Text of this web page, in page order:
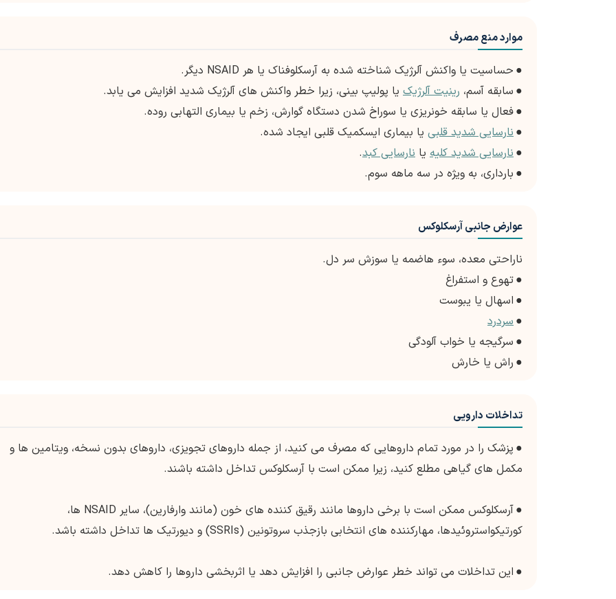
موارد منع مصرف
● حساسیت یا واکنش آلرژیک شناخته شده به آرسکلوفناک یا هر NSAID دیگر.
● سابقه آسم، رینیت آلرژیک یا پولیپ بینی، زیرا خطر واکنش های آلرژیک شدید افزایش می یابد.
●فعال یا سابقه خونریزی یا سوراخ شدن دستگاه گوارش، زخم یا بیماری التهابی روده.
●نارسایی شدید قلبی یا بیماری ایسکمیک قلبی ایجاد شده.
●نارسایی شدید کلیه یا نارسایی کبد.
● بارداری، به ویژه در سه ماهه سوم.
عوارض جانبی آرسکلوکس
ناراحتی معده، سوء هاضمه یا سوزش سر دل.
●تهوع و استفراغ
● اسهال یا یبوست
●سردرد
● سرگیجه یا خواب آلودگی
● راش یا خارش
تداخلات دارویی
● پزشک را در مورد تمام داروهایی که مصرف می کنید، از جمله داروهای تجویزی، داروهای بدون نسخه، ویتامین ها و
مکمل های گیاهی مطلع کنید، زیرا ممکن است با آرسکلوکس تداخل داشته باشند.
●
آرسکلوکس ممکن است با برخی داروها مانند رقیق کننده های خون (مانند وارفارین)، سایر NSAID ها،
کورتیکواستروئیدها، مهارکننده های انتخابی بازجذب سروتونین (SSRIs) و دیورتیک ها تداخل داشته باشد.
● این تداخلات می تواند خطر عوارض جانبی را افزایش دهد یا اثربخشی داروها را کاهش دهد.